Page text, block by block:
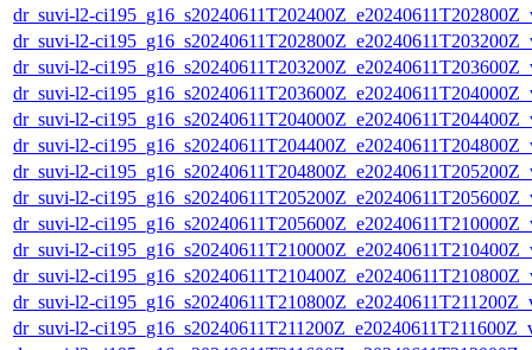
dr_suvi-l2-
dr_suvi-l2-
dr_suvi-l2-
dr_suvi-l2-
dr_suvi-l2-
dr_suvi-l2-
dr_suvi-l2-
dr_suvi-l2-
dr_suvi-l2-
dr_suvi-l2-
dr_suvi-l2-
dr_suvi-l2-
dr_suvi-l2-